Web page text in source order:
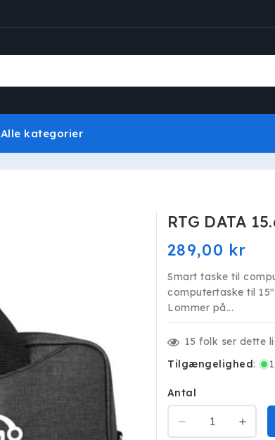
Alle kategorier
RTG DATA
Normalpris
289,00 kr
Smart taske til
computertaske til
Lommer på...
15 folk ser dette
Tilgængelighed:
Antal
Reducer
Øg